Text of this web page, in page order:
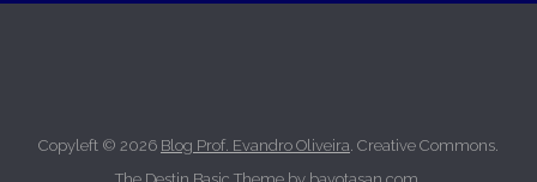
Copyleft © 2026 Blog Prof. Evandro Oliveira . Creative Commons.